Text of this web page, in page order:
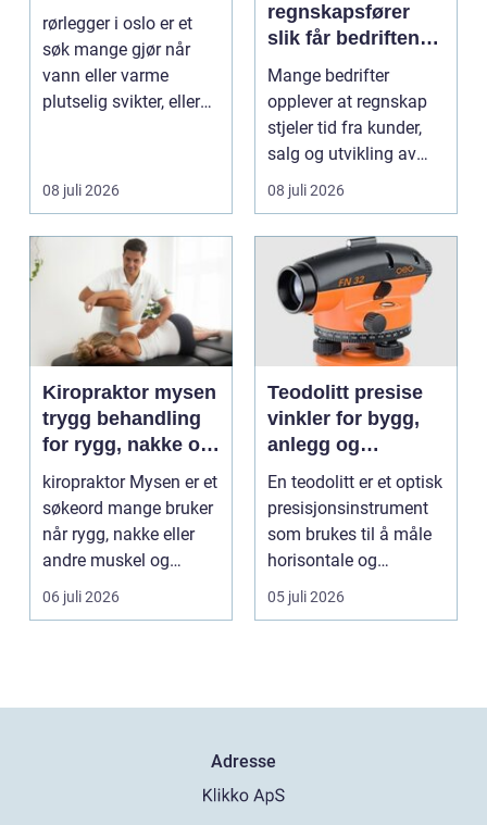
rørlegger i oslo er et
søk mange gjør når
vann eller varme
plutselig svikter, eller
08 juli 2026
regnskapsfører
slik får bedriften
mer ut av
regnskapet
Mange bedrifter
opplever at regnskap
stjeler tid fra kunder,
salg og utvikling av
virksomheten. Samt...
08 juli 2026
Kiropraktor mysen
trygg behandling
for rygg, nakke og
ledd
kiropraktor Mysen er et
søkeord mange bruker
når rygg, nakke eller
andre muskel og
leddplager begynn...
06 juli 2026
Teodolitt presise
vinkler for bygg,
anlegg og
kartlegging
En teodolitt er et optisk
presisjonsinstrument
som brukes til å måle
horisontale og
vertikale vinkle...
05 juli 2026
Adresse